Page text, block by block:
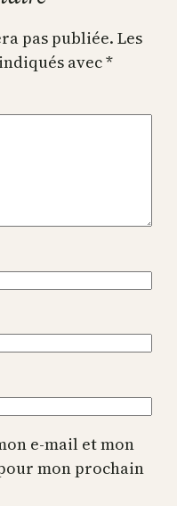
pas publiée.Les
avec*
e-mail et mon
mon prochain